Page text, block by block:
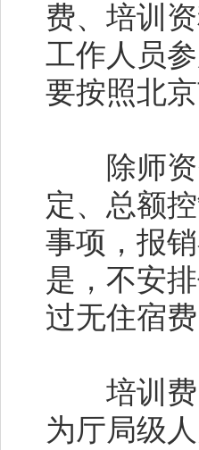
费、培训
工作人员
要按照北
除师资
定、总额
事项，报
是，不安
过无住宿
培训费
为厅局级